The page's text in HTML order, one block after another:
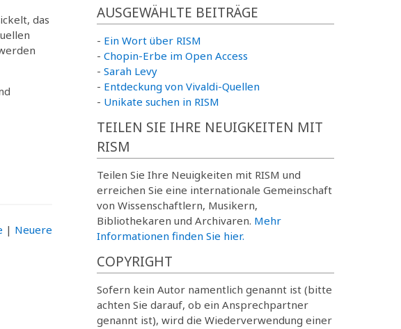
das
| Neuere
AUSGEWÄHLTE BEITRÄGE
- Ein Wort über RISM
- Chopin-Erbe im Open Access
- Sarah Levy
- Entdeckung von Vivaldi-Quellen
- Unikate suchen in RISM
TEILEN SIE IHRE NEUIGKEITEN MIT
RISM
Teilen Sie Ihre Neuigkeiten mit RISM und
erreichen Sie eine internationale Gemeinschaft
von Wissenschaftlern, Musikern,
Bibliothekaren und Archivaren. Mehr
Informationen finden Sie hier.
COPYRIGHT
Sofern kein Autor namentlich genannt ist (bitte
achten Sie darauf, ob ein Ansprechpartner
genannt ist), wird die Wiederverwendung einer